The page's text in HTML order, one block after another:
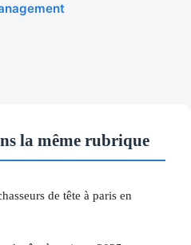
la même rubrique
de tête à paris en